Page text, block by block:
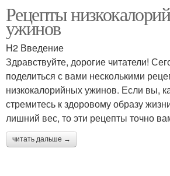
Рецепты
ужинов
H2 Введение
Здравствуйте, дорогие читатели!
поделиться с вами несколькими
низкокалорийных ужинов. Если вы,
стремитесь к здоровому образу
лишний вес, то эти рецепты точно
читать дальше →